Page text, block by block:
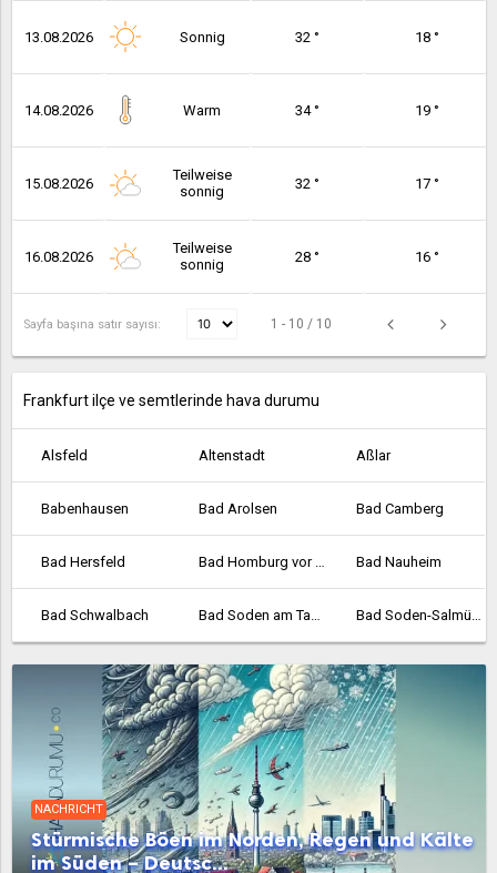
13.08.2026 Sonnig 32 ° 18 °
14.08.2026 Warm 34 ° 19 °
15.08.2026
Teilweise
sonnig
32 ° 17 °
16.08.2026
Teilweise
sonnig
28 ° 16 °
Sayfa başına satır sayısı: 1 - 10 / 10
Frankfurt ilçe ve semtlerinde hava durumu
Alsfeld Altenstadt Aßlar
Babenhausen Bad Arolsen Bad Camberg
Bad Hersfeld Bad Homburg vor der Höhe Bad Nauheim
Bad Schwalbach Bad Soden am Taunus Bad Soden-Salmünster
Bad Vilbel Bad Wildungen Baunatal
Bebra Bensheim Biedenkopf
Bischofsheim Bockenheim Borken
Bornheim Braunfels Bruchköbel
NACHRICHT
Stürmische Böen im Norden, Regen und Kälte
im Süden – Deutsc...